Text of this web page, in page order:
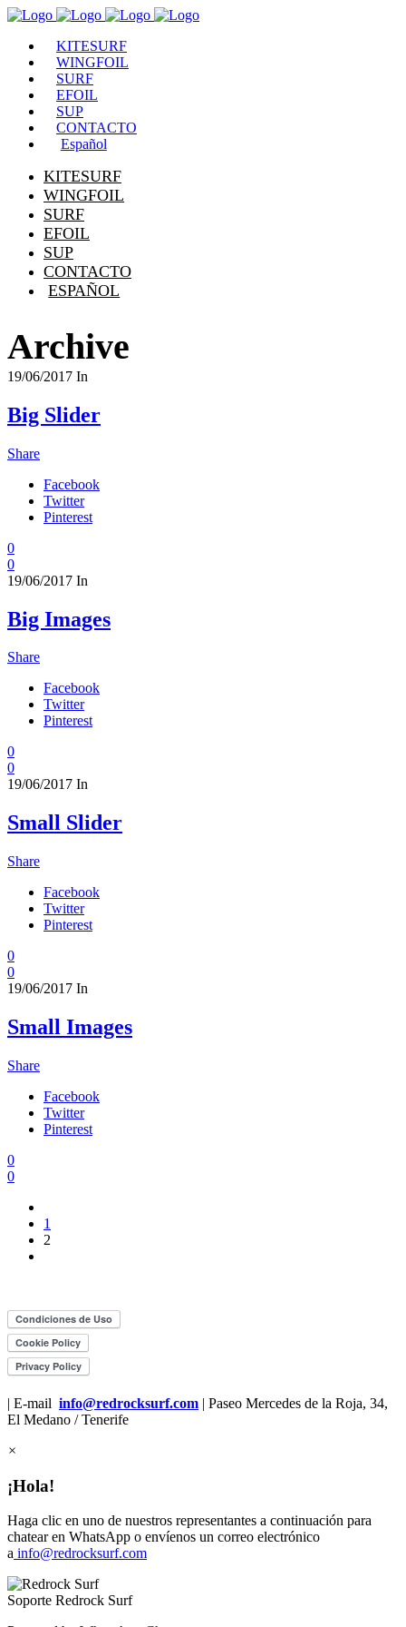
KITESURF
WINGFOIL
SURF
EFOIL
SUP
CONTACTO
Español
KITESURF
WINGFOIL
SURF
EFOIL
SUP
CONTACTO
ESPAÑOL
Archive
19/06/2017 In
Big Slider
Share
Facebook
Twitter
Pinterest
0
0
19/06/2017 In
Big Images
Share
Facebook
Twitter
Pinterest
0
0
19/06/2017 In
Small Slider
Share
Facebook
Twitter
Pinterest
0
0
19/06/2017 In
Small Images
Share
Facebook
Twitter
Pinterest
0
0
1
2
| E-mail info@redrocksurf.com | Paseo Mercedes de la Roja, 34,
El Medano / Tenerife
×
¡Hola!
Haga clic en uno de nuestros representantes a continuación para
chatear en WhatsApp o envíenos un correo electrónico
a info@redrocksurf.com
Soporte Redrock Surf